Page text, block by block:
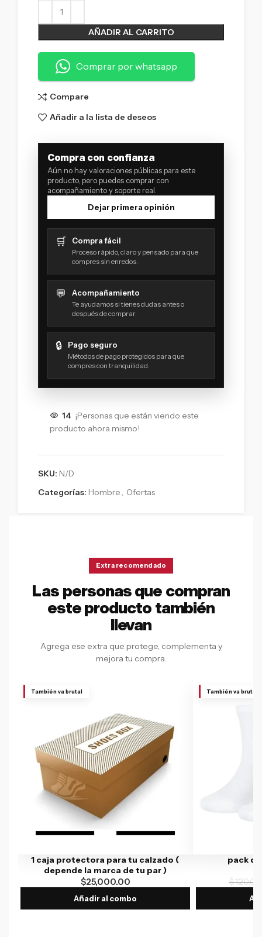
AÑADIR AL CARRITO
Comprar por whatsapp
Compare
Añadir a la lista de deseos
Compra con confianza
Aún no hay valoraciones públicas para este
producto, pero puedes comprar con
acompañamiento y soporte real.
Dejar primera opinión
🛒 Compra fácil
Proceso rápido, claro y pensado para que
compres sin enredos.
💬 Acompañamiento
Te ayudamos si tienes dudas antes o
después de comprar.
🔒 Pago seguro
Métodos de pago protegidos para que
compres con tranquilidad.
14 ¡Personas que están viendo este
producto ahora mismo!
SKU: N/D
Categorías: Hombre Ofertas
Extra recomendado
Las personas que compran
este producto también
llevan
Agrega ese extra que protege, complementa y
mejora tu compra.
También va brutal
1 caja protectora para tu calzado (
depende la marca de tu par )
$25,000.00
Añadir al combo
También va brutal
pack
$